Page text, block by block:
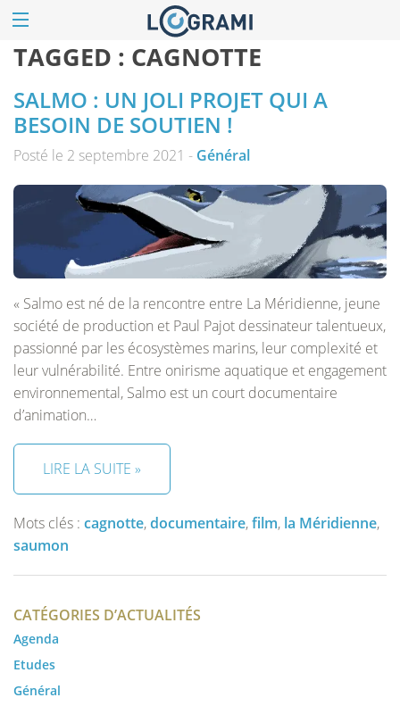
TAGGED : CAGNOTTE
SALMO : UN JOLI PROJET QUI A
BESOIN DE SOUTIEN !
Posté le 2 septembre 2021 - Général
« Salmo est né de la rencontre entre La Méridienne, jeune
société de production et Paul Pajot dessinateur talentueux,
passionné par les écosystèmes marins, leur complexité et
leur vulnérabilité. Entre onirisme aquatique et engagement
environnemental, Salmo est un court documentaire
d’animation…
LIRE LA SUITE »
Mots clés : cagnotte,documentaire,film, la Méridienne,
saumon
CATÉGORIES D’ACTUALITÉS
Agenda
Etudes
Général